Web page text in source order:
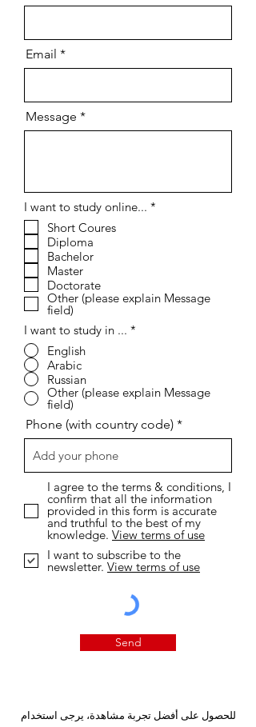
Email
Message
I want to study online... *
Short Coures
Diploma
Bachelor
Master
Doctorate
Other (please explain Message
field)
I want to study in ... *
English
Arabic
Russian
Other (please explain Message
field)
Phone (with country code)
I agree to the terms & conditions, I
confirm that all the information
provided in this form is accurate
and truthful to the best of my
knowledge. View terms of use
I want to subscribe to the
newsletter. View terms of use
Send
للحصول على أفضل تجربة مشاهدة، يرجى استخدام